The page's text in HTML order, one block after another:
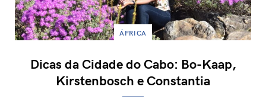
ÁFRICA
Dicas da Cidade do Cabo: Bo-Kaap,
Kirstenbosch e Constantia